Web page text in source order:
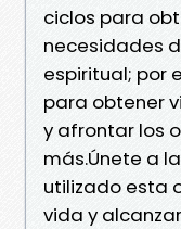
ciclos para
necesidades
espiritual; por
para obtener
y afrontar los
más.Únete a
utilizado esta
vida y